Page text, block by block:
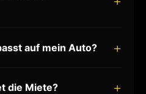
auf mein Auto?
die Miete?